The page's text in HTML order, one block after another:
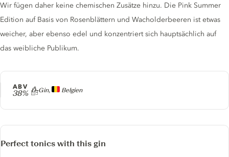
Producer
D-Gin, Belgien
ABV
38%
Wir fügen daher keine chemischen Zusätze hinzu. Die Pink Summer
Edition auf Basis von Rosenblättern und Wacholderbeeren ist etwas
weicher, aber ebenso edel und konzentriert sich hauptsächlich auf
das weibliche Publikum.
Perfect tonics with this gin